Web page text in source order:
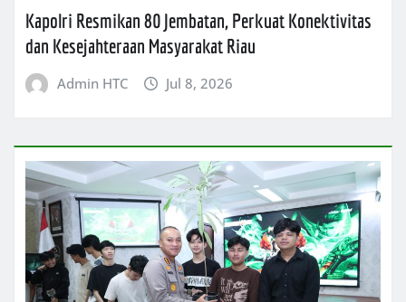
Kapolri Resmikan 80 Jembatan, Perkuat Konektivitas
dan Kesejahteraan Masyarakat Riau
Admin HTC Jul 8, 2026